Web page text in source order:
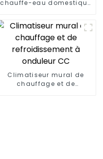
chauffe-eau domestique
Climatiseur mural de
chauffage et de